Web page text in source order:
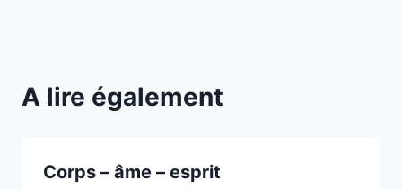
A lire également
Corps – âme – esprit